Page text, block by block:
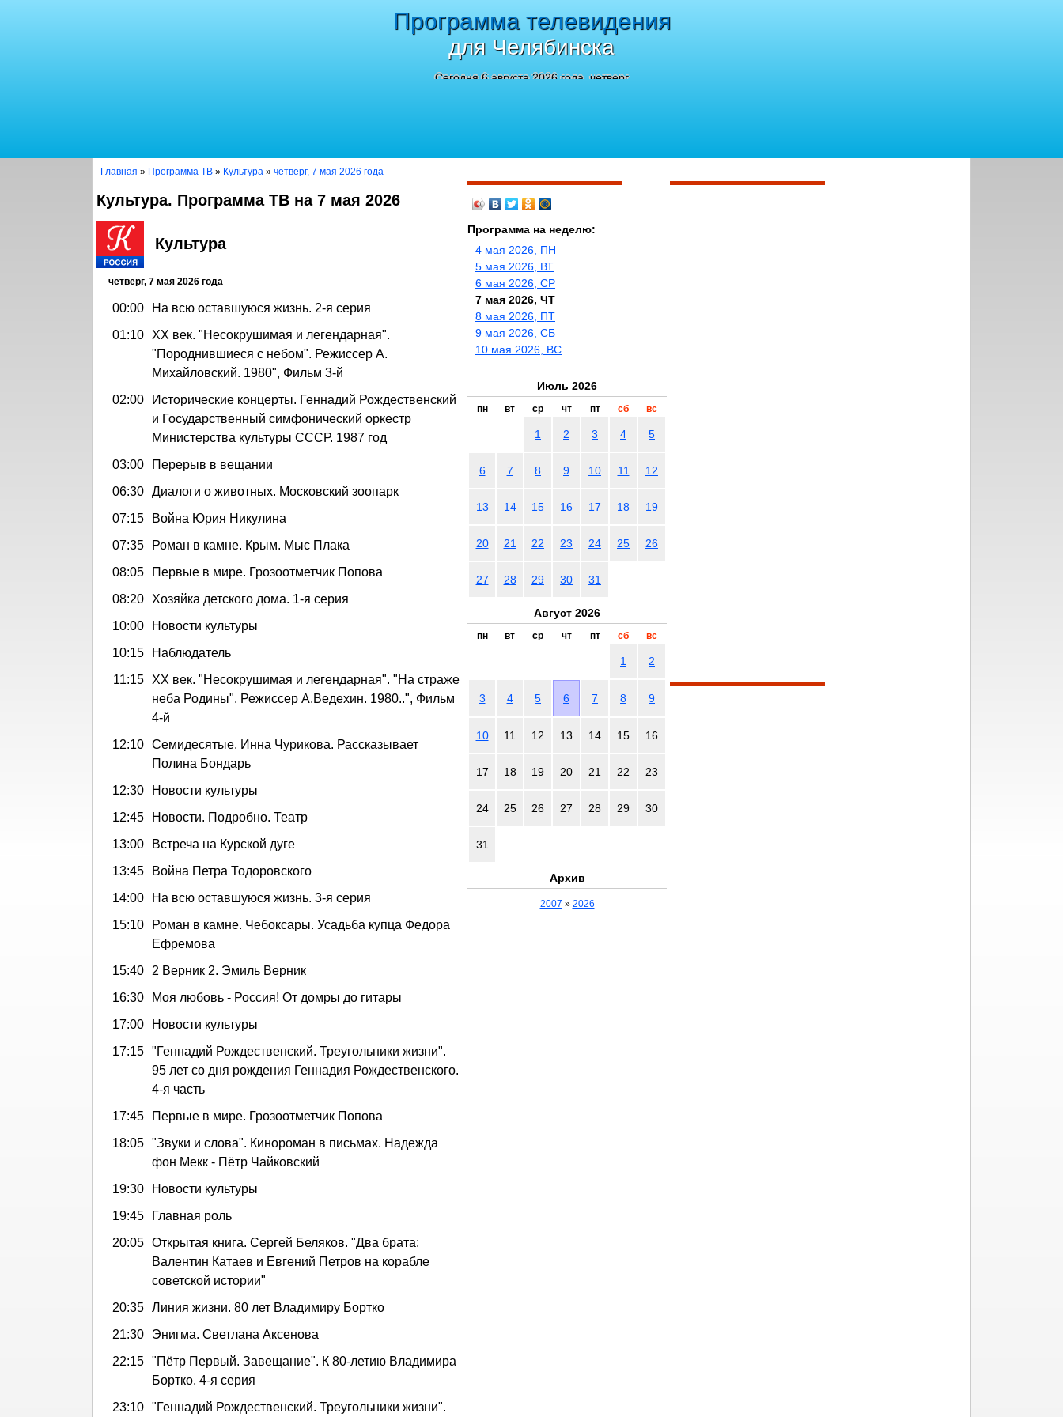
Программа телевидения
для Челябинска
Сегодня 6 августа 2026 года, четверг
Главная » Программа ТВ » Культура » четверг, 7 мая 2026 года
Культура. Программа ТВ на 7 мая 2026
Культура
четверг, 7 мая 2026 года
00:00
На всю оставшуюся жизнь. 2-я серия
01:10
ХХ век. "Несокрушимая и легендарная".
"Породнившиеся с небом". Режиссер А.
Михайловский. 1980", Фильм 3-й
02:00
Исторические концерты. Геннадий Рождественский
и Государственный симфонический оркестр
Министерства культуры СССР. 1987 год
03:00
Перерыв в вещании
06:30 Диалоги о животных. Московский зоопарк
07:15
Война Юрия Никулина
07:35
Роман в камне. Крым. Мыс Плака
08:05
Первые в мире. Грозоотметчик Попова
08:20
Хозяйка детского дома. 1-я серия
10:00
Новости культуры
10:15
Наблюдатель
11:15
ХХ век. "Несокрушимая и легендарная". "На страже
неба Родины". Режиссер А.Ведехин. 1980..", Фильм
4-й
12:10 Семидесятые. Инна Чурикова. Рассказывает
Полина Бондарь
12:30
Новости культуры
12:45
Новости. Подробно. Театр
13:00
Встреча на Курской дуге
13:45
Война Петра Тодоровского
14:00
На всю оставшуюся жизнь. 3-я серия
15:10
Роман в камне. Чебоксары. Усадьба купца Федора
Ефремова
15:40
2 Верник 2. Эмиль Верник
16:30
Моя любовь - Россия! От домры до гитары
17:00
Новости культуры
17:15 "Геннадий Рождественский. Треугольники жизни".
95 лет со дня рождения Геннадия Рождественского.
4-я часть
17:45
Первые в мире. Грозоотметчик Попова
18:05 "Звуки и слова". Кинороман в письмах. Надежда
фон Мекк - Пётр Чайковский
19:30
Новости культуры
19:45
Главная роль
20:05 Открытая книга. Сергей Беляков. "Два брата:
Валентин Катаев и Евгений Петров на корабле
советской истории"
20:35 Линия жизни. 80 лет Владимиру Бортко
21:30
Энигма. Светлана Аксенова
22:15 "Пётр Первый. Завещание". К 80-летию Владимира
Бортко. 4-я серия
23:10 "Геннадий Рождественский. Треугольники жизни".
Программа на неделю:
4 мая 2026, ПН
5 мая 2026, ВТ
6 мая 2026, СР
7 мая 2026, ЧТ
8 мая 2026, ПТ
9 мая 2026, СБ
10 мая 2026, ВС
Июль 2026
пн вт ср чт пт сб вс
1 2 3 4 5
6 7 8 9 10 11 12
13 14 15 16 17 18 19
20 21 22 23 24 25 26
27 28 29 30 31
Август 2026
пн вт ср чт пт сб вс
1 2
3 4 5 6 7 8 9
10 11 12 13 14 15 16
17 18 19 20 21 22 23
24 25 26 27 28 29 30
31
Архив
2007 » 2026